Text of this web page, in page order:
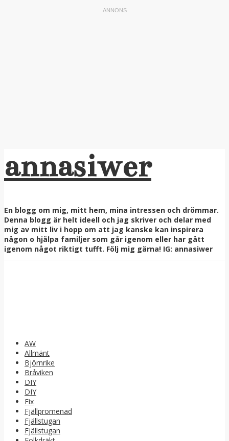
annasiwer
En blogg om mig, mitt hem, mina intressen och drömmar.
Denna blogg är helt ideell och jag skriver och delar med
mig av mitt liv i hopp om att jag kanske kan inspirera
någon o hjälpa familjer som går igenom eller har gått
igenom något riktigt tufft. Följ mig gärna! IG: annasiwer
AW
Allmänt
Björnrike
Bråviken
DIY
DIY
Fix
Fjällpromenad
Fjällstugan
Fjällstugan